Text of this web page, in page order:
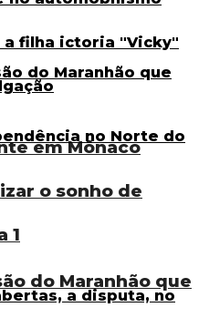
em Mônaco
o sonho de
1
do Maranhão que